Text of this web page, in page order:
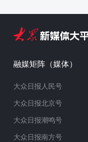
融媒矩阵（媒体）
大众日报人民号
大众日报北京号
大众日报潮鸣号
大众日报南方号